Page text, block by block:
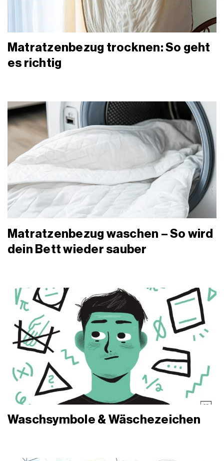
Matratzenbezug trocknen: So geht
es richtig
Matratzenbezug waschen – So wird
dein Bett wieder sauber
Waschsymbole & Wäschezeichen